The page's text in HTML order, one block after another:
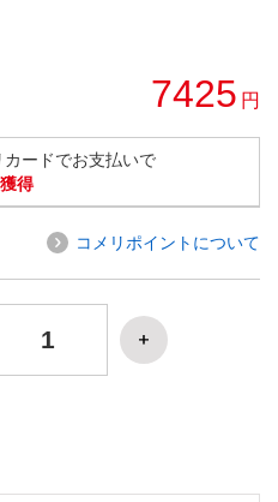
7425 円
ードでお支払いで
得
コメリポイントについて